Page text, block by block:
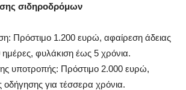
σιδηροδρόμων
Πρόστιμο 1.200 ευρώ, αφαίρεση άδειας
φυλάκιση έως 5 χρόνια.
υποτροπής: Πρόστιμο 2.000 ευρώ,
οδήγησης για τέσσερα χρόνια.